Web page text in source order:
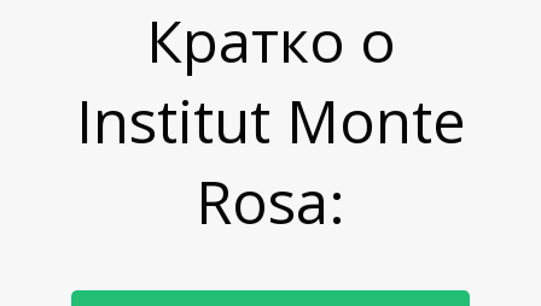
Кратко о
Institut Monte
Rosa: